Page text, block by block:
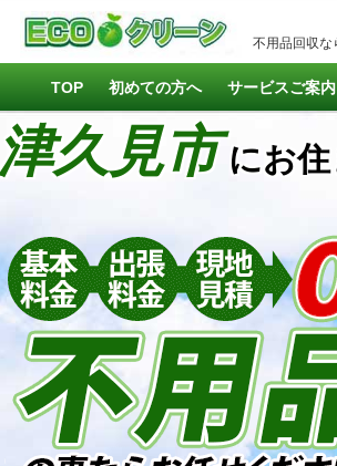
不用品回収な
TOP 初めての方へ サービスご案内
津久見市 にお